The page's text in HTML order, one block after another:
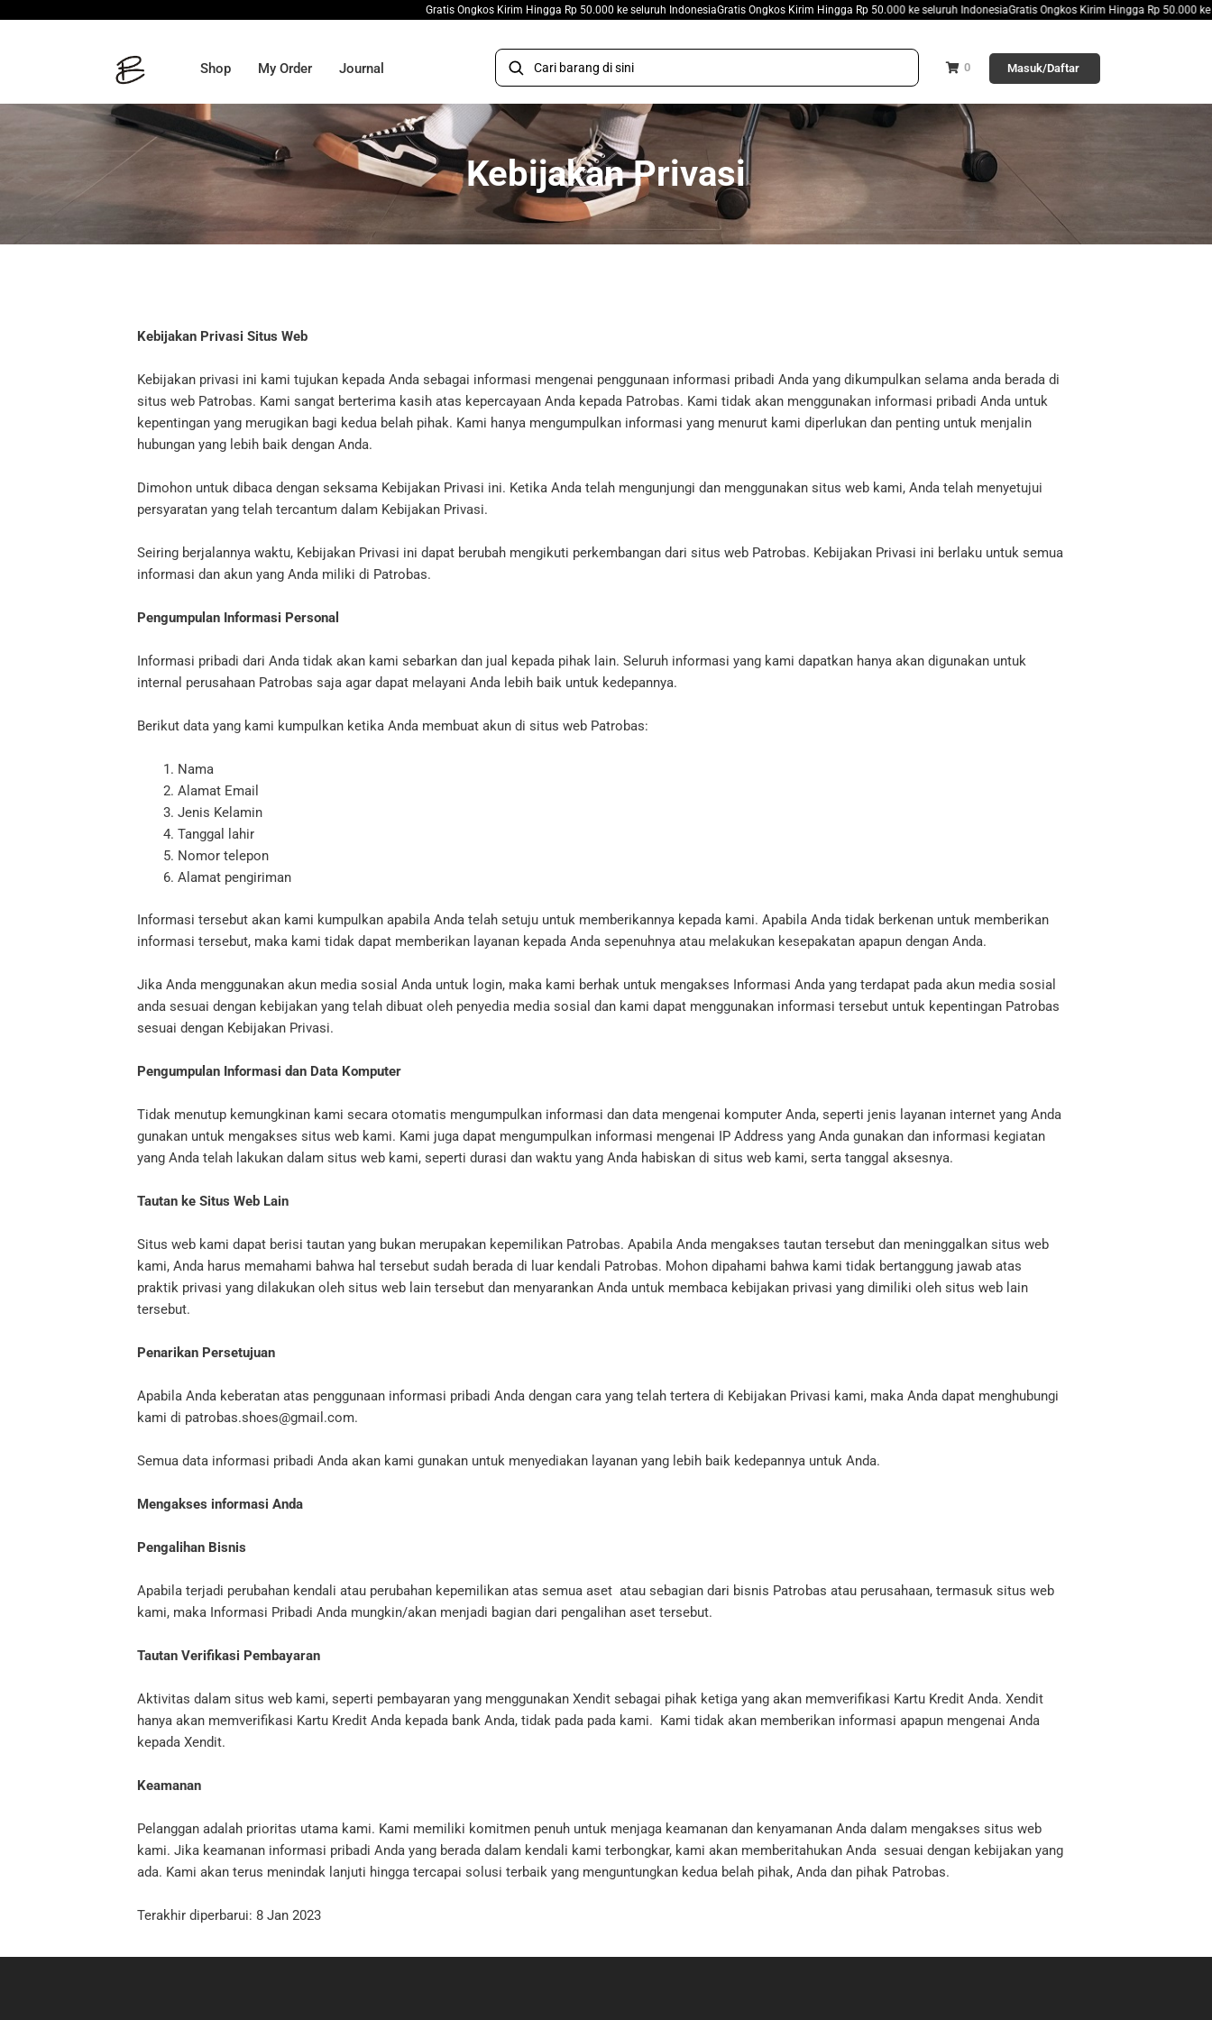
Gratis Ongkos Kirim Hingga Rp 50.000 ke seluruh IndonesiaGratis Ongkos Kirim Hingga Rp 50.000 ke seluruh IndonesiaGratis Ongkos Kirim Hingga Rp 50.000 ke seluruh
Shop My Order Journal 0 Masuk/Daftar
Kebijakan Privasi
Kebijakan Privasi Situs Web
Kebijakan privasi ini kami tujukan kepada Anda sebagai informasi mengenai penggunaan informasi pribadi Anda yang dikumpulkan selama anda berada di
situs web Patrobas. Kami sangat berterima kasih atas kepercayaan Anda kepada Patrobas. Kami tidak akan menggunakan informasi pribadi Anda untuk
kepentingan yang merugikan bagi kedua belah pihak. Kami hanya mengumpulkan informasi yang menurut kami diperlukan dan penting untuk menjalin
hubungan yang lebih baik dengan Anda.
Dimohon untuk dibaca dengan seksama Kebijakan Privasi ini. Ketika Anda telah mengunjungi dan menggunakan situs web kami, Anda telah menyetujui
persyaratan yang telah tercantum dalam Kebijakan Privasi.
Seiring berjalannya waktu, Kebijakan Privasi ini dapat berubah mengikuti perkembangan dari situs web Patrobas. Kebijakan Privasi ini berlaku untuk semua
informasi dan akun yang Anda miliki di Patrobas.
Pengumpulan Informasi Personal
Informasi pribadi dari Anda tidak akan kami sebarkan dan jual kepada pihak lain. Seluruh informasi yang kami dapatkan hanya akan digunakan untuk
internal perusahaan Patrobas saja agar dapat melayani Anda lebih baik untuk kedepannya.
Berikut data yang kami kumpulkan ketika Anda membuat akun di situs web Patrobas:
Nama
Alamat Email
Jenis Kelamin
Tanggal lahir
Nomor telepon
Alamat pengiriman
Informasi tersebut akan kami kumpulkan apabila Anda telah setuju untuk memberikannya kepada kami. Apabila Anda tidak berkenan untuk memberikan
informasi tersebut, maka kami tidak dapat memberikan layanan kepada Anda sepenuhnya atau melakukan kesepakatan apapun dengan Anda.
Jika Anda menggunakan akun media sosial Anda untuk login, maka kami berhak untuk mengakses Informasi Anda yang terdapat pada akun media sosial
anda sesuai dengan kebijakan yang telah dibuat oleh penyedia media sosial dan kami dapat menggunakan informasi tersebut untuk kepentingan Patrobas
sesuai dengan Kebijakan Privasi.
Pengumpulan Informasi dan Data Komputer
Tidak menutup kemungkinan kami secara otomatis mengumpulkan informasi dan data mengenai komputer Anda, seperti jenis layanan internet yang Anda
gunakan untuk mengakses situs web kami. Kami juga dapat mengumpulkan informasi mengenai IP Address yang Anda gunakan dan informasi kegiatan
yang Anda telah lakukan dalam situs web kami, seperti durasi dan waktu yang Anda habiskan di situs web kami, serta tanggal aksesnya.
Tautan ke Situs Web Lain
Situs web kami dapat berisi tautan yang bukan merupakan kepemilikan Patrobas. Apabila Anda mengakses tautan tersebut dan meninggalkan situs web
kami, Anda harus memahami bahwa hal tersebut sudah berada di luar kendali Patrobas. Mohon dipahami bahwa kami tidak bertanggung jawab atas
praktik privasi yang dilakukan oleh situs web lain tersebut dan menyarankan Anda untuk membaca kebijakan privasi yang dimiliki oleh situs web lain
tersebut.
Penarikan Persetujuan
Apabila Anda keberatan atas penggunaan informasi pribadi Anda dengan cara yang telah tertera di Kebijakan Privasi kami, maka Anda dapat menghubungi
kami di patrobas.shoes@gmail.com.
Semua data informasi pribadi Anda akan kami gunakan untuk menyediakan layanan yang lebih baik kedepannya untuk Anda.
Mengakses informasi Anda
Pengalihan Bisnis
Apabila terjadi perubahan kendali atau perubahan kepemilikan atas semua aset atau sebagian dari bisnis Patrobas atau perusahaan, termasuk situs web
kami, maka Informasi Pribadi Anda mungkin/akan menjadi bagian dari pengalihan aset tersebut.
Tautan Verifikasi Pembayaran
Aktivitas dalam situs web kami, seperti pembayaran yang menggunakan Xendit sebagai pihak ketiga yang akan memverifikasi Kartu Kredit Anda. Xendit
hanya akan memverifikasi Kartu Kredit Anda kepada bank Anda, tidak pada pada kami. Kami tidak akan memberikan informasi apapun mengenai Anda
kepada Xendit.
Keamanan
Pelanggan adalah prioritas utama kami. Kami memiliki komitmen penuh untuk menjaga keamanan dan kenyamanan Anda dalam mengakses situs web
kami. Jika keamanan informasi pribadi Anda yang berada dalam kendali kami terbongkar, kami akan memberitahukan Anda sesuai dengan kebijakan yang
ada. Kami akan terus menindak lanjuti hingga tercapai solusi terbaik yang menguntungkan kedua belah pihak, Anda dan pihak Patrobas.
Terakhir diperbarui: 8 Jan 2023